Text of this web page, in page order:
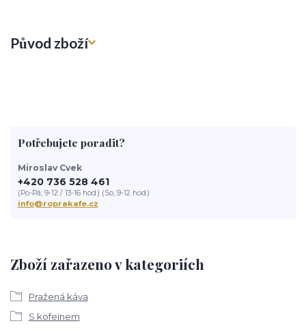
Původ zboží
Zboží zařazeno v kategoriích
Pražená káva
S kofeinem
Potřebujete poradit?
Miroslav Cvek
+420 736 528 461
(Po-Pá, 9-12 / 13-16 hod.) (So, 9-12 hod.)
info@roprakafe.cz